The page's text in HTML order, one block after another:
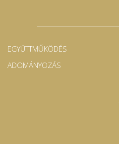
EGYÜTTMŰKÖDÉS
ADOMÁNYOZÁS